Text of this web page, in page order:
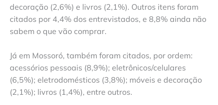
decoração (2,6%) e livros (2,1%). Outros itens foram
citados por 4,4% dos entrevistados, e 8,8% ainda não
sabem o que vão comprar.
Já em Mossoró, também foram citados, por ordem:
acessórios pessoais (8,9%); eletrônicos/celulares
(6,5%); eletrodomésticos (3,8%); móveis e decoração
(2,1%); livros (1,4%), entre outros.